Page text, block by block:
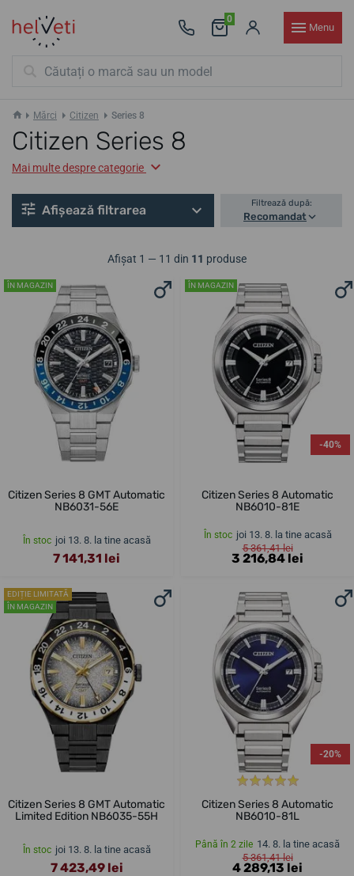
0
Menu
Mărci Citizen Series 8
Citizen Series 8
Mai multe despre categorie
Afișează filtrarea Filtrează după:
Recomandat
Afișat 1 — 11 din 11 produse
ÎN MAGAZIN
Citizen Series 8 GMT Automatic
NB6031-56E
În stoc joi 13. 8. la tine acasă
7 141,31 lei
ÎN MAGAZIN
-40%
Citizen Series 8 Automatic
NB6010-81E
În stoc joi 13. 8. la tine acasă
5 361,41 lei
3 216,84 lei
EDIȚIE LIMITATĂ
ÎN MAGAZIN
Citizen Series 8 GMT Automatic
Limited Edition NB6035-55H
În stoc joi 13. 8. la tine acasă
7 423,49 lei
-20%
Citizen Series 8 Automatic
NB6010-81L
Până în 2 zile 14. 8. la tine acasă
5 361,41 lei
4 289,13 lei